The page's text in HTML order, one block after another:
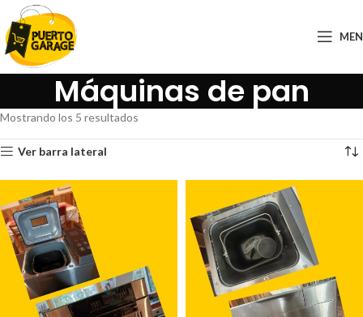
Máquinas de pan
Mostrando los 5 resultados
Ver barra lateral